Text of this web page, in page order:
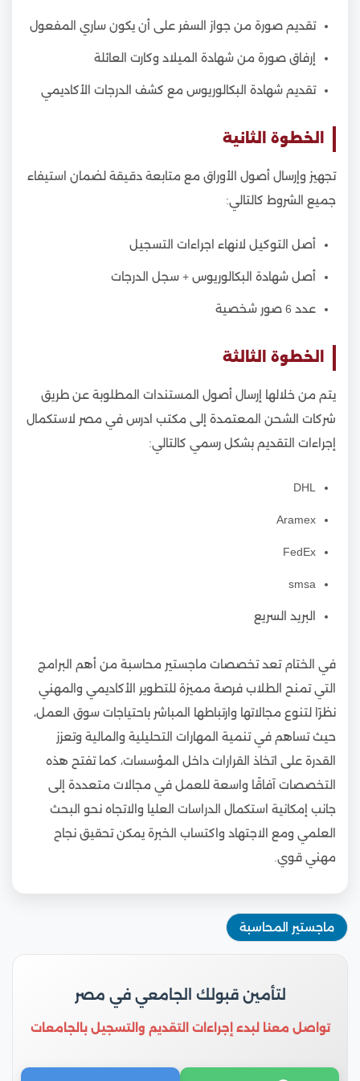
تقديم صورة من جواز السفر على أن يكون ساري المفعول
إرفاق صورة من شهادة الميلاد وكارت العائلة
تقديم شهادة البكالوريوس مع كشف الدرجات الأكاديمي
الخطوة الثانية
تجهيز وإرسال أصول الأوراق مع متابعة دقيقة لضمان استيفاء
جميع الشروط كالتالي:
أصل التوكيل لانهاء اجراءات التسجيل
أصل شهادة البكالوريوس + سجل الدرجات
عدد 6 صور شخصية
الخطوة الثالثة
يتم من خلالها إرسال أصول المستندات المطلوبة عن طريق
شركات الشحن المعتمدة إلى مكتب ادرس في مصر لاستكمال
إجراءات التقديم بشكل رسمي كالتالي:
DHL
Aramex
FedEx
smsa
البريد السريع
في الختام تعد تخصصات ماجستير محاسبة من أهم البرامج
التي تمنح الطلاب فرصة مميزة للتطوير الأكاديمي والمهني
نظرًا لتنوع مجالاتها وارتباطها المباشر باحتياجات سوق العمل،
حيث تساهم في تنمية المهارات التحليلية والمالية وتعزز
القدرة على اتخاذ القرارات داخل المؤسسات، كما تفتح هذه
التخصصات آفاقًا واسعة للعمل في مجالات متعددة إلى
جانب إمكانية استكمال الدراسات العليا والاتجاه نحو البحث
العلمي ومع الاجتهاد واكتساب الخبرة يمكن تحقيق نجاح
مهني قوي.
ماجستير المحاسبة
لتأمين قبولك الجامعي في مصر
تواصل معنا لبدء إجراءات التقديم والتسجيل بالجامعات